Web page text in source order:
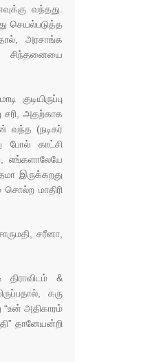
வந்தது.
செயல்படுத்த
அரசாங்க
சிந்தனையை
சரி, அதற்காக
வந்த (நடிகர்
போல் காட்சி
எங்களாலேயே
இருக்கறது
மாதிரி
சரீனா,
&
கரு
அதிகாரம்
தானேயன்றி